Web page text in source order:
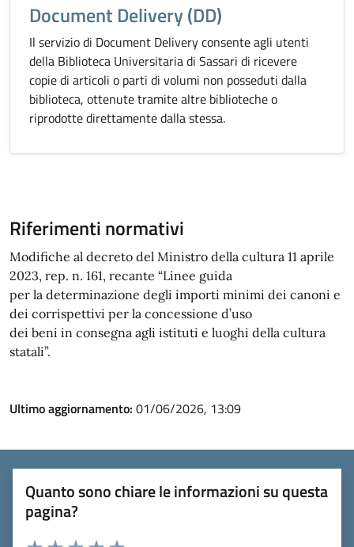
Document Delivery (DD)
Il servizio di Document Delivery consente agli utenti
della Biblioteca Universitaria di Sassari di ricevere
copie di articoli o parti di volumi non posseduti dalla
biblioteca, ottenute tramite altre biblioteche o
riprodotte direttamente dalla stessa.
Riferimenti normativi
Modifiche al decreto del Ministro della cultura 11 aprile
2023, rep. n. 161, recante “Linee guida
per la determinazione degli importi minimi dei canoni e
dei corrispettivi per la concessione d’uso
dei beni in consegna agli istituti e luoghi della cultura
statali”.
Ultimo aggiornamento: 01/06/2026, 13:09
Quanto sono chiare le informazioni su questa
pagina?